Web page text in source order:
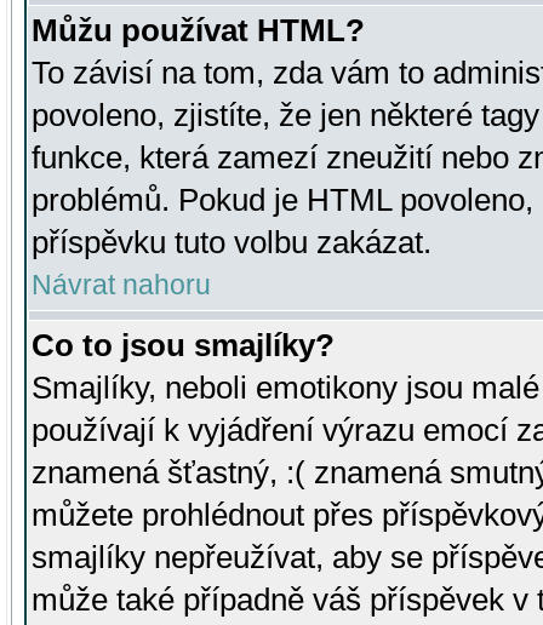
Můžu používat HTML?
To závisí na tom, zda vám to
povoleno, zjistíte, že jen některé
funkce, která zamezí zneužití nebo
problémů. Pokud je HTML
příspěvku tuto volbu zakázat.
Návrat nahoru
Co to jsou smajlíky?
Smajlíky, neboli emotikony jsou
používají k vyjádření výrazu emocí
znamená šťastný, :( znamená
můžete prohlédnout přes
smajlíky nepřeužívat, aby se
může také případně váš příspěvek v